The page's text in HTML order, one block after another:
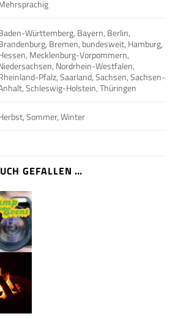
Württemberg, Bayern, Berlin,
Bremen, bundesweit, Hamburg,
Mecklenburg-Vorpommern,
Nordrhein-Westfalen,
Pfalz, Saarland, Sachsen, Sachsen-
Schleswig-Holstein, Thüringen
Sommer, Winter
GEFALLEN …